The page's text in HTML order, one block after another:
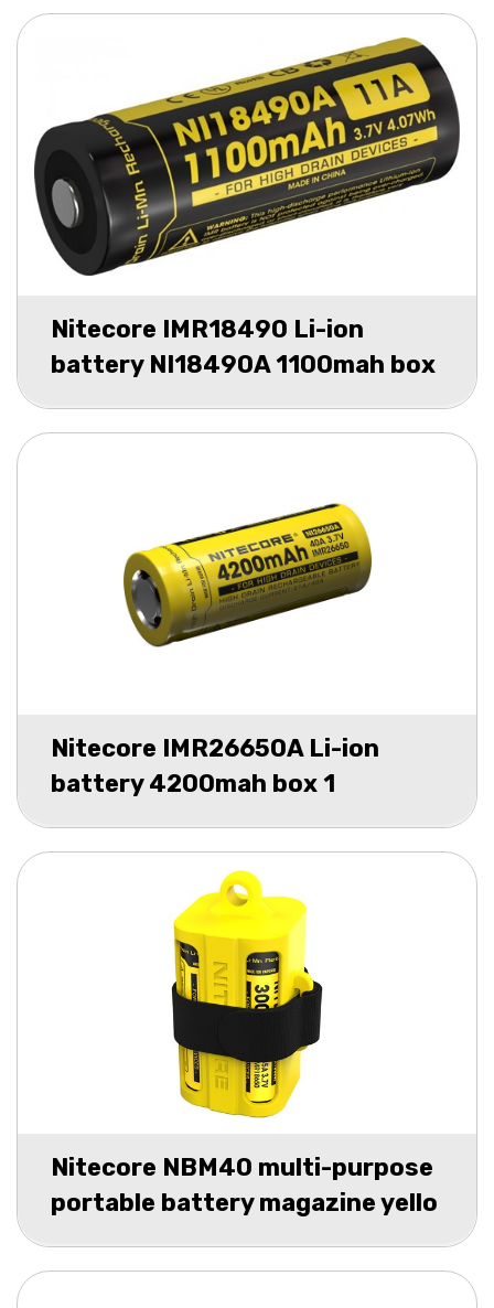
Nitecore IMR18490 Li-ion
battery NI18490A 1100mah box
Nitecore IMR26650A Li-ion
battery 4200mah box 1
Nitecore NBM40 multi-purpose
portable battery magazine yello